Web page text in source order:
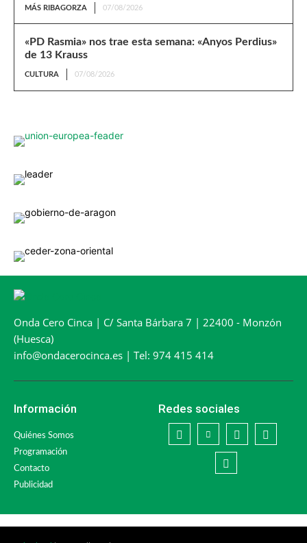
MÁS RIBAGORZA 07/08/2026
«PD Rasmia» nos trae esta semana: «Anyos Perdius»
de 13 Krauss
CULTURA 07/08/2026
Onda Cero Cinca | C/ Santa Bárbara 7 | 22400 - Monzón
(Huesca)
info@ondacerocinca.es | Tel: 974 415 414
Información
Quiénes Somos
Programación
Contacto
Publicidad
Redes sociales